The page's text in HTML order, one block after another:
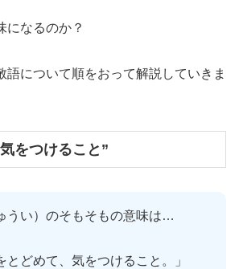
になるのか？
語について順をおって解説していきま
をつけること”
うい）のそもそもの意味は…
とどめて、気をつけること。」